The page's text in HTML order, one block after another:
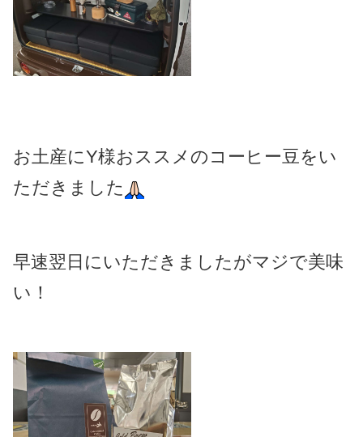
お土産にY様おススメのコーヒー豆をい
ただきました
早速翌日にいただきましたがマジで美味
い！